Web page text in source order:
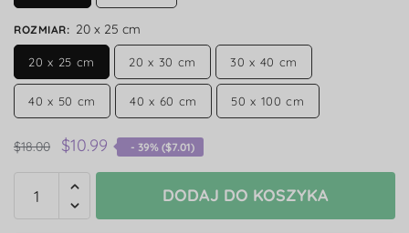
ROZMIAR: 20 x 25 cm
20 x 25 cm 20 x 30 cm 30 x 40 cm
40 x 50 cm 40 x 60 cm 50 x 100 cm
$18.00 $10.99 - 39% ($7.01)
DODAJ DO KOSZYKA